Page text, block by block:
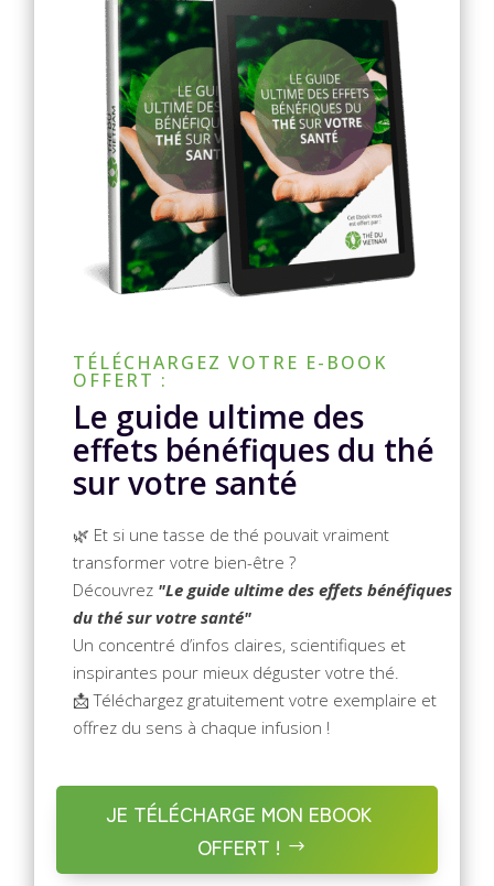
TÉLÉCHARGEZ VOTRE E-BOOK
OFFERT :
Le guide ultime des
effets bénéfiques du thé
sur votre santé
🌿 Et si une tasse de thé pouvait vraiment
transformer votre bien-être ?
Découvrez "Le guide ultime des effets bénéfiques
du thé sur votre santé"
Un concentré d’infos claires, scientifiques et
inspirantes pour mieux déguster votre thé.
📩 Téléchargez gratuitement votre exemplaire et
offrez du sens à chaque infusion !
JE TÉLÉCHARGE MON EBOOK
OFFERT !